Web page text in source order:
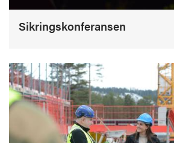
Sikringskonferansen